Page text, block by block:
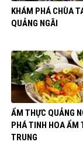
KHÁM PHÁ CHÙA
QUẢNG NGÃI
ẨM THỰC QUẢNG
PHÁ TINH HOA ẨM
TRUNG